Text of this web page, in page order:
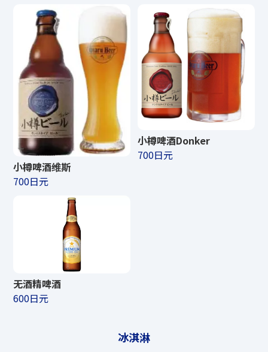
小樽啤酒维斯
700日元
小樽啤酒Donker
700日元
无酒精啤酒
600日元
冰淇淋